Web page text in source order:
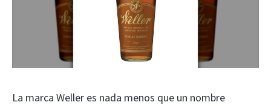
La marca Weller es nada menos que un nombre